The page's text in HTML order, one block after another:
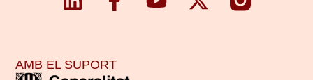
AMB EL SUPORT